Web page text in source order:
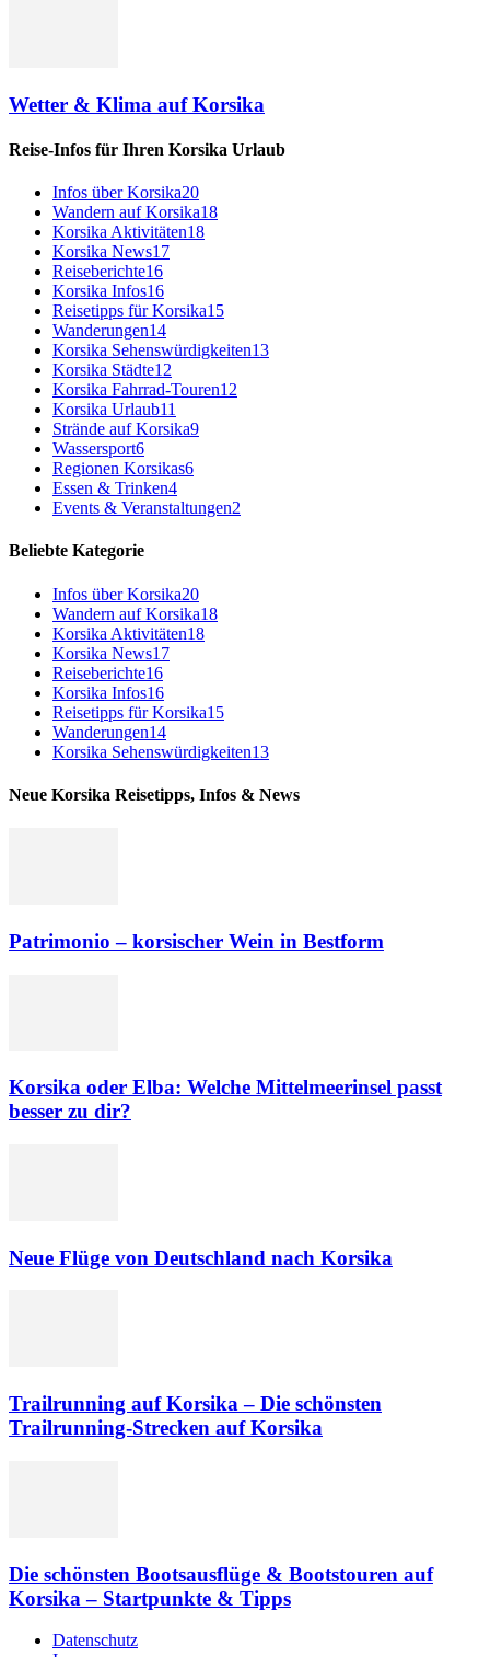
Wetter & Klima auf Korsika
Reise-Infos für Ihren Korsika Urlaub
Infos über Korsika20
Wandern auf Korsika18
Korsika Aktivitäten18
Korsika News17
Reiseberichte16
Korsika Infos16
Reisetipps für Korsika15
Wanderungen14
Korsika Sehenswürdigkeiten13
Korsika Städte12
Korsika Fahrrad-Touren12
Korsika Urlaub11
Strände auf Korsika9
Wassersport6
Regionen Korsikas6
Essen & Trinken4
Events & Veranstaltungen2
Beliebte Kategorie
Infos über Korsika20
Wandern auf Korsika18
Korsika Aktivitäten18
Korsika News17
Reiseberichte16
Korsika Infos16
Reisetipps für Korsika15
Wanderungen14
Korsika Sehenswürdigkeiten13
Neue Korsika Reisetipps, Infos & News
Patrimonio – korsischer Wein in Bestform
Korsika oder Elba: Welche Mittelmeerinsel passt
besser zu dir?
Neue Flüge von Deutschland nach Korsika
Trailrunning auf Korsika – Die schönsten
Trailrunning-Strecken auf Korsika
Die schönsten Bootsausflüge & Bootstouren auf
Korsika – Startpunkte & Tipps
Datenschutz